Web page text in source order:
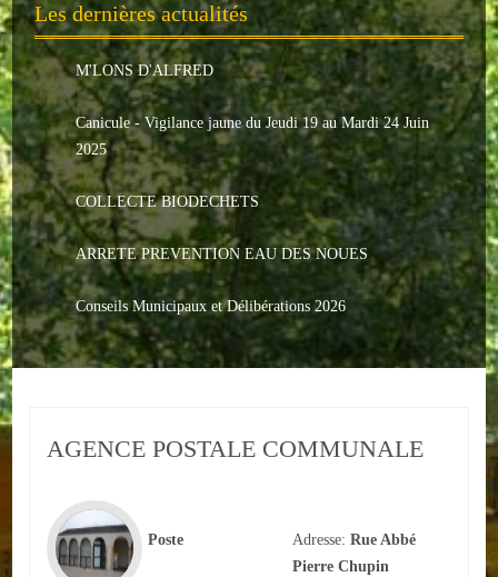
L'Echo de Nuaillé
Tarifs et locations
Galeries photos
INDISPENSABLES
Nouveaux arrivants
Le PACS
Voter
Bientôt 16 ans
Urbanisme
Adresses/Téléphone
Santé
Les dernières actualités
M'LONS D'ALFRED
Canicule - Vigilance jaune du Jeudi 19 au Mardi 24 Juin
2025
COLLECTE BIODECHETS
ARRETE PREVENTION EAU DES NOUES
Conseils Municipaux et Délibérations 2026
AGENCE POSTALE COMMUNALE
Poste Adresse:Rue Abbé
Pierre Chupin